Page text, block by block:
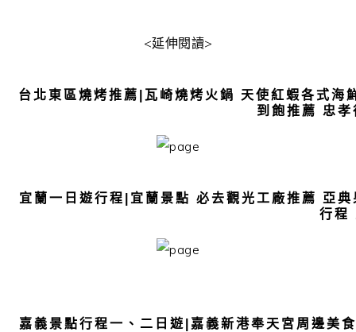
<延伸閱讀>
台北東區燒烤推薦|瓦崎燒烤火鍋 天使紅蝦各式
到飽推薦 忠
宜蘭一日遊行程|宜蘭景點 必去觀光工廠推薦 亞
行程
嘉義景點行程一、二日遊|嘉義新港奉天宮周邊美